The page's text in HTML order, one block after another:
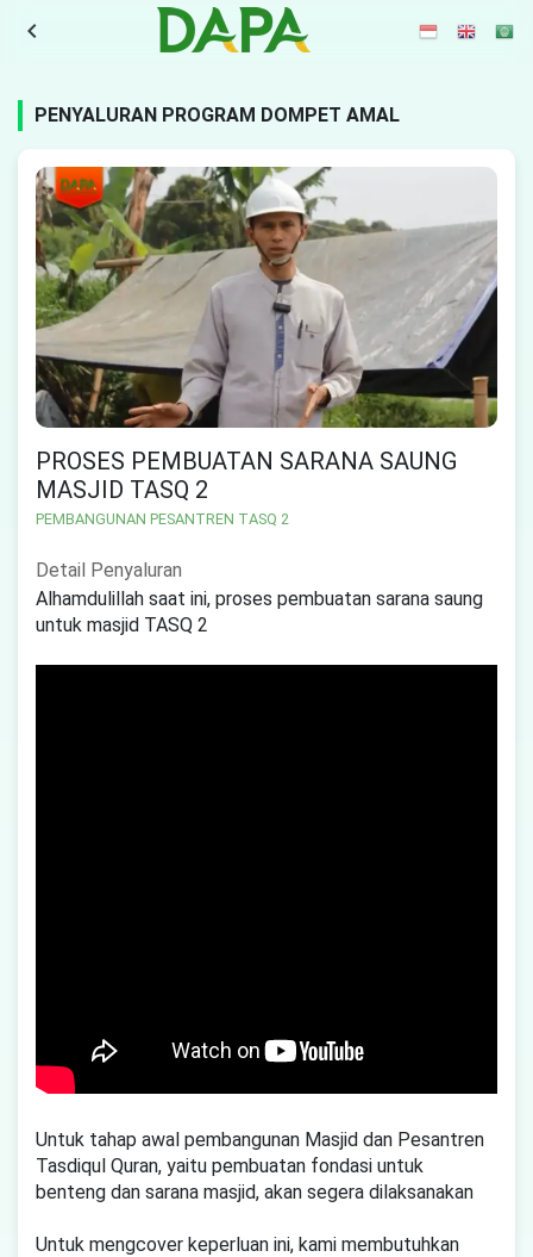
navigate_before
PENYALURAN PROGRAM DOMPET AMAL
PROSES PEMBUATAN SARANA SAUNG
MASJID TASQ 2
PEMBANGUNAN PESANTREN TASQ 2
Detail Penyaluran
Alhamdulillah saat ini, proses pembuatan sarana saung
untuk masjid TASQ 2
Untuk tahap awal pembangunan Masjid dan Pesantren
Tasdiqul Quran, yaitu pembuatan fondasi untuk
benteng dan sarana masjid, akan segera dilaksanakan
Untuk mengcover keperluan ini, kami membutuhkan